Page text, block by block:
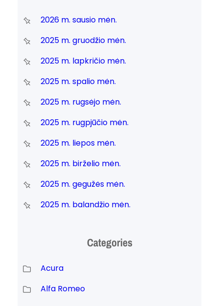
2026 m. sausio mėn.
2025 m. gruodžio mėn.
2025 m. lapkričio mėn.
2025 m. spalio mėn.
2025 m. rugsėjo mėn.
2025 m. rugpjūčio mėn.
2025 m. liepos mėn.
2025 m. birželio mėn.
2025 m. gegužės mėn.
2025 m. balandžio mėn.
Categories
Acura
Alfa Romeo